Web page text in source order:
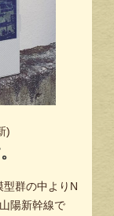
)
群の中よりN
陽新幹線で